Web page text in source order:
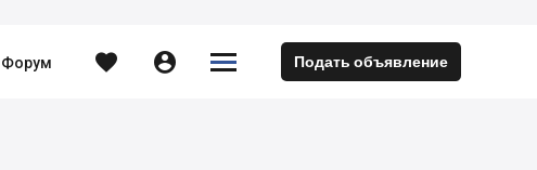
Форум   

 Подать объявление